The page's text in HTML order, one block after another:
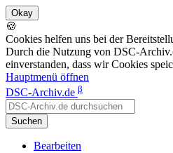
🍪
Cookies helfen uns bei der
Durch die Nutzung von DSC-
einverstanden, dass wir Cookies
Hauptmenü öffnen
DSC-Archiv.de β
Suchen
Bearbeiten